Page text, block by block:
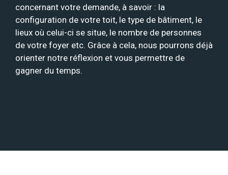
concernant votre demande, à savoir : la
configuration de votre toit, le type de bâtiment, le
lieux où celui-ci se situe, le nombre de personnes
de votre foyer etc. Grâce à cela, nous pourrons déjà
orienter notre réflexion et vous permettre de
gagner du temps.